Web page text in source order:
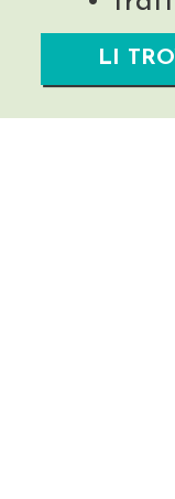
LI